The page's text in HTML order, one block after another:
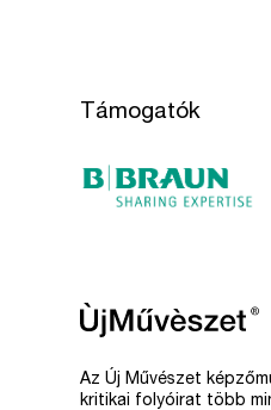
Támogatók
Az Új Művészet
kritikai folyóirat több